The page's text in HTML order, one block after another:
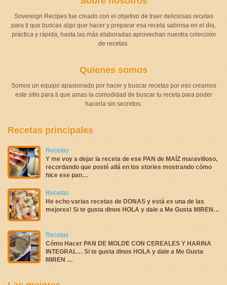
Sovereign Recipes fue creado con el objetivo de traer deliciosas recetas
para ti que buscas algo que hacer y preparar esa receta sabrosa en el día,
práctica y rápida, hasta las más elaboradas aprovechan nuestra colección
de recetas.
Quienes somos
Somos un equipo apasionado por hacer y buscar recetas por eso creamos
este sitio para ti que amas la comodidad de buscar tu receta para poder
hacerla sin secretos.
Recetas principales
Recetas
Y me voy a dejar la receta de ese PAN de MAÍZ maravilloso,
recordando que posté allá en los stories mostrando cómo
hice ese pan…
Recetas
He echo varias recetas de DONAS y está es una de las
mejores! Si te gusta dinos HOLA y dale a Me Gusta MIREN…
Recetas
Cómo Hacer PAN DE MOLDE CON CEREALES Y HARINA
INTEGRAL… Si te gusta dinos HOLA y dale a Me Gusta
MIREN …